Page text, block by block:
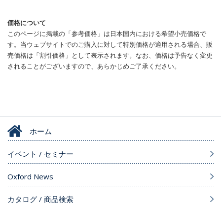
価格について
このページに掲載の「参考価格」は日本国内における希望小売価格で
す。当ウェブサイトでのご購入に対して特別価格が適用される場合、販
売価格は「割引価格」として表示されます。なお、価格は予告なく変更
されることがございますので、あらかじめご了承ください。
ホーム
イベント / セミナー
Oxford News
カタログ / 商品検索